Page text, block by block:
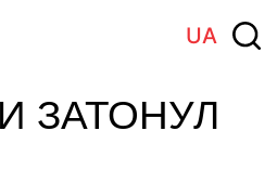
UA
ЗАТОНУЛ